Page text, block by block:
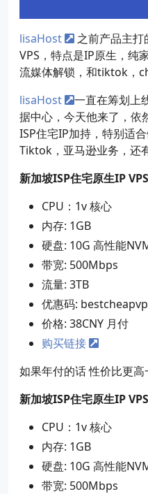
lisaHost
之前产品主打
VPS，特点是IP原生，纯
流媒体解锁，和tiktok，
lisaHost
一直在筹划上
据中心，今天他来了，依
ISP住宅IP加持，特别适
Tiktok，亚马逊业务，还
新加坡ISP住宅原生IP
CPU：1v 核心
内存: 1GB
硬盘: 10G 高性能
带宽: 500Mbps
流量: 3TB
优惠码:
价格: 38CNY 月付
购买链接
如果年付的话 性价比更
新加坡ISP住宅原生IP
CPU：1v 核心
内存: 1GB
硬盘: 10G 高性能
带宽: 500Mbps